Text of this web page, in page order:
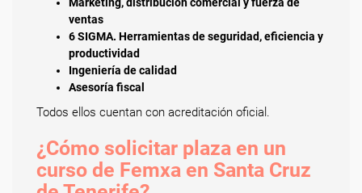
ventas
6 SIGMA. Herramientas de seguridad, eficiencia y
productividad
Ingeniería de calidad
Asesoría fiscal
Todos ellos cuentan con acreditación oficial.
¿Cómo solicitar plaza en un
curso de Femxa en Santa Cruz